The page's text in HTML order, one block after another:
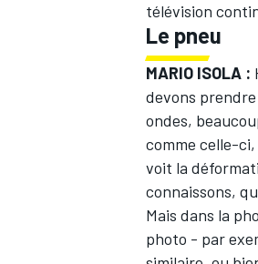
télévision
Le pneu
MARIO ISOLA :
devons
ondes,
comme celle-
voit la
connaissons,
Mais dans la
photo - par